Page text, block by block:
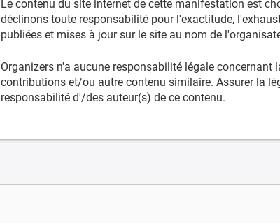
Le contenu du site internet de cette manifestation est
déclinons toute responsabilité pour l'exactitude,
publiées et mises à jour sur le site au nom de
Organizers n'a aucune responsabilité légale
contributions et/ou autre contenu similaire. Assurer la
responsabilité d'/des auteur(s) de ce contenu.